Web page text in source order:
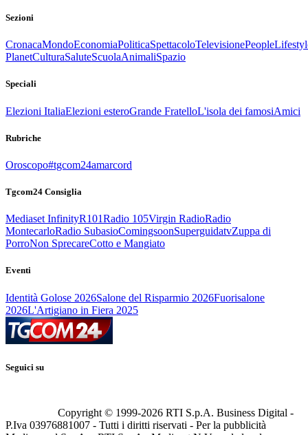
Sezioni
CronacaMondoEconomiaPoliticaSpettacoloTelevisionePeople
PlanetCulturaSaluteScuolaAnimaliSpazio
Speciali
Elezioni ItaliaElezioni esteroGrande FratelloL'isola dei famosiAmici
Rubriche
Oroscopo#tgcom24amarcord
Tgcom24 Consiglia
Mediaset InfinityR101Radio 105Virgin RadioRadio
MontecarloRadio SubasioComingsoonSuperguidatvZuppa di
PorroNon SprecareCotto e Mangiato
Eventi
Identità Golose 2026Salone del Risparmio 2026Fuorisalone
2026L'Artigiano in Fiera 2025
Seguici su
Copyright © 1999-2026 RTI S.p.A. Business Digital -
P.Iva 03976881007 - Tutti i diritti riservati - Per la pubblicità